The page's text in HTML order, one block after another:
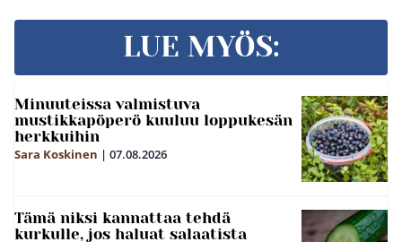
LUE MYÖS:
Minuuteissa valmistuva
mustikkapöperö kuuluu loppukesän
herkkuihin
Sara Koskinen | 07.08.2026
Tämä niksi kannattaa tehdä
kurkulle, jos haluat salaatista